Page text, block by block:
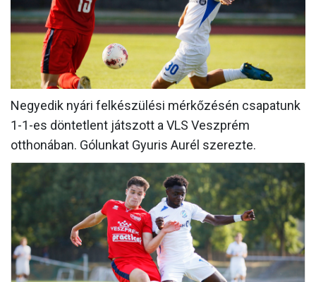
MÉRKŐZÉSEK
KLUB
GALÉRIA
SZURKOLÓI ÉLMÉNYEK
AKKREDITÁCIÓ
Negyedik nyári felkészülési mérkőzésén csapatunk
1-1-es döntetlent játszott a VLS Veszprém
otthonában. Gólunkat Gyuris Aurél szerezte.